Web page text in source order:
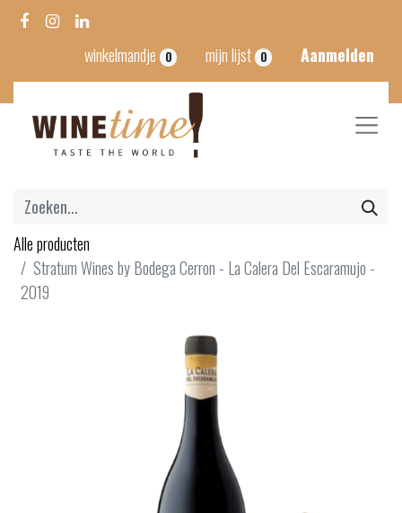
winkelmandje 0 mijn lijst 0 Aanmelden
Alle producten
Stratum Wines by Bodega Cerron - La Calera Del Escaramujo -
2019